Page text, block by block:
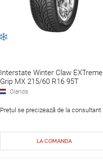
Interstate Winter Claw EXTreme
Grip MX 215/60 R16 95T
Olanda
Prețul se precizează de la consultant
LA COMANDA